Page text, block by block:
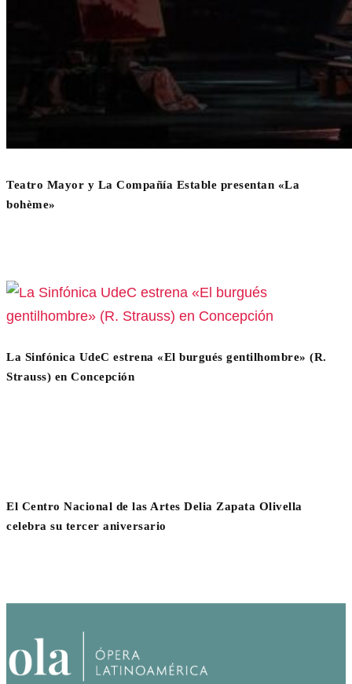
Teatro Mayor y La Compañía Estable presentan «La
bohème»
La Sinfónica UdeC estrena «El burgués gentilhombre» (R.
Strauss) en Concepción
El Centro Nacional de las Artes Delia Zapata Olivella
celebra su tercer aniversario